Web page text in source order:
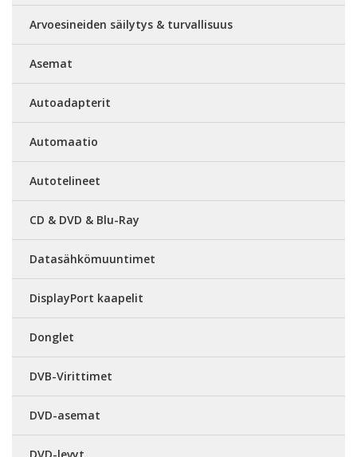
Arvoesineiden säilytys & turvallisuus
Asemat
Autoadapterit
Automaatio
Autotelineet
CD & DVD & Blu-Ray
Datasähkömuuntimet
DisplayPort kaapelit
Donglet
DVB-Virittimet
DVD-asemat